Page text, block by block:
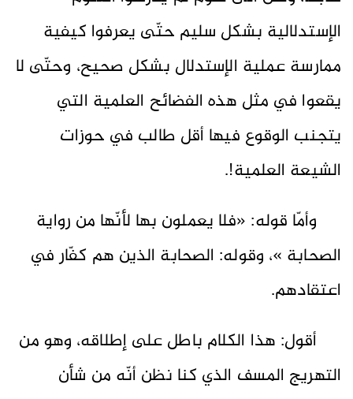
الإستدلالية بشكل سليم حتّى يعرفوا كيفية
ممارسة عملية الإستدلال بشكل صحيح، وحتّى لا
يقعوا في مثل هذه الفضائح العلمية التي
يتجنب الوقوع فيها أقل طالب في حوزات
الشيعة العلمية!.
وأمّا قوله: «فلا يعملون بها لأنّها من رواية
الصحابة »، وقوله: الصحابة الذين هم كفّار في
اعتقادهم.
أقول: هذا الكلام باطل على إطلاقه، وهو من
التهريج المسف الذي كنا نظن أنّه من شأن